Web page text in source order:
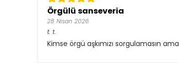
Örgülü sanseveria
28 Nisan 2026
t. t.
Kimse örgü aşkımızı sorgulamasın